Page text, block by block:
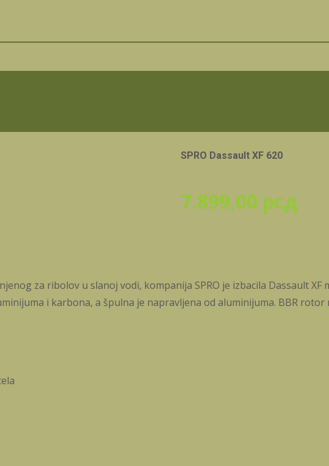
SPRO Dassault XF 620
7.899,00 рсд
za ribolov u slanoj vodi, kompanija SPRO je izbacila Dassault
i karbona, a špulna je napravljena od aluminijuma. BBR